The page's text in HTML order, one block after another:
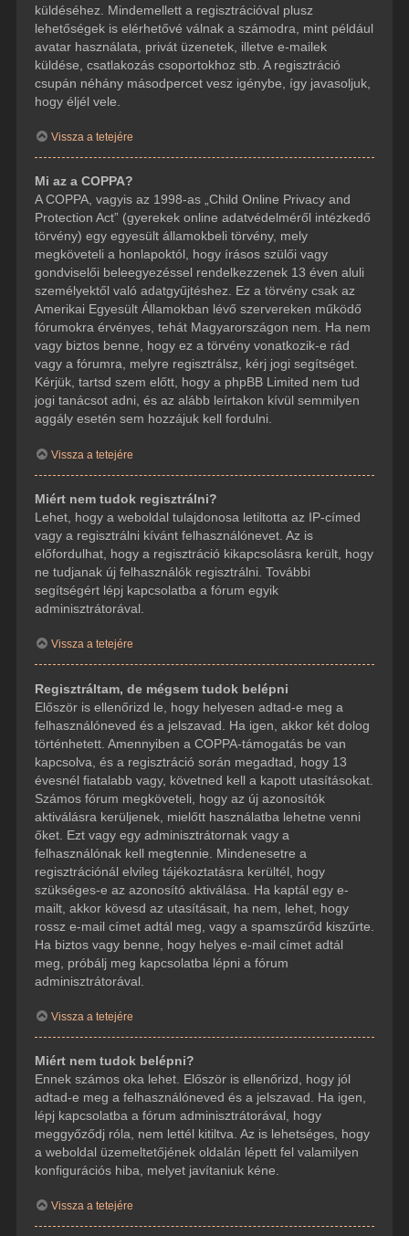
küldéséhez. Mindemellett a regisztrációval plusz
lehetőségek is elérhetővé válnak a számodra, mint például
avatar használata, privát üzenetek, illetve e-mailek
küldése, csatlakozás csoportokhoz stb. A regisztráció
csupán néhány másodpercet vesz igénybe, így javasoljuk,
hogy éljél vele.
Vissza a tetejére
Mi az a COPPA?
A COPPA, vagyis az 1998-as „Child Online Privacy and
Protection Act” (gyerekek online adatvédelméről intézkedő
törvény) egy egyesült államokbeli törvény, mely
megköveteli a honlapoktól, hogy írásos szülői vagy
gondviselői beleegyezéssel rendelkezzenek 13 éven aluli
személyektől való adatgyűjtéshez. Ez a törvény csak az
Amerikai Egyesült Államokban lévő szervereken működő
fórumokra érvényes, tehát Magyarországon nem. Ha nem
vagy biztos benne, hogy ez a törvény vonatkozik-e rád
vagy a fórumra, melyre regisztrálsz, kérj jogi segítséget.
Kérjük, tartsd szem előtt, hogy a phpBB Limited nem tud
jogi tanácsot adni, és az alább leírtakon kívül semmilyen
aggály esetén sem hozzájuk kell fordulni.
Vissza a tetejére
Miért nem tudok regisztrálni?
Lehet, hogy a weboldal tulajdonosa letiltotta az IP-címed
vagy a regisztrálni kívánt felhasználónevet. Az is
előfordulhat, hogy a regisztráció kikapcsolásra került, hogy
ne tudjanak új felhasználók regisztrálni. További
segítségért lépj kapcsolatba a fórum egyik
adminisztrátorával.
Vissza a tetejére
Regisztráltam, de mégsem tudok belépni
Először is ellenőrizd le, hogy helyesen adtad-e meg a
felhasználóneved és a jelszavad. Ha igen, akkor két dolog
történhetett. Amennyiben a COPPA-támogatás be van
kapcsolva, és a regisztráció során megadtad, hogy 13
évesnél fiatalabb vagy, követned kell a kapott utasításokat.
Számos fórum megköveteli, hogy az új azonosítók
aktiválásra kerüljenek, mielőtt használatba lehetne venni
őket. Ezt vagy egy adminisztrátornak vagy a
felhasználónak kell megtennie. Mindenesetre a
regisztrációnál elvileg tájékoztatásra kerültél, hogy
szükséges-e az azonosító aktiválása. Ha kaptál egy e-
mailt, akkor kövesd az utasításait, ha nem, lehet, hogy
rossz e-mail címet adtál meg, vagy a spamszűrőd kiszűrte.
Ha biztos vagy benne, hogy helyes e-mail címet adtál
meg, próbálj meg kapcsolatba lépni a fórum
adminisztrátorával.
Vissza a tetejére
Miért nem tudok belépni?
Ennek számos oka lehet. Először is ellenőrizd, hogy jól
adtad-e meg a felhasználóneved és a jelszavad. Ha igen,
lépj kapcsolatba a fórum adminisztrátorával, hogy
meggyőződj róla, nem lettél kitiltva. Az is lehetséges, hogy
a weboldal üzemeltetőjének oldalán lépett fel valamilyen
konfigurációs hiba, melyet javítaniuk kéne.
Vissza a tetejére